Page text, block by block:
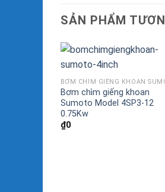
SẢN PHẨM
Bơm chìm giếng khoan
Sumoto Model 4SP3-12
0.75Kw
₫0